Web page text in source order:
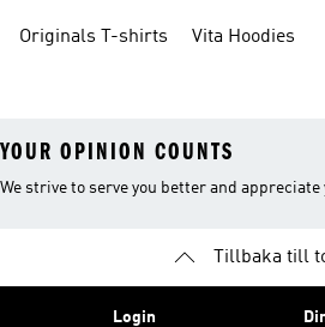
Originals T-shirts Vita Hoodies
YOUR OPINION COUNTS
We strive to serve you better and appreciate
Tillbaka till
Login